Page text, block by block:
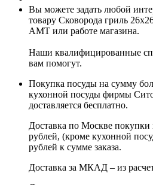
Вы можете задать любой
товару Сковорода гриль
AMT или работе магазина.
Наши квалифицированные
вам помогут.
Покупка посуды на сумму
кухонной посуды фирмы
доставляется бесплатно.
Доставка по Москве
рублей, (кроме кухонной
рублей к сумме заказа.
Доставка за МКАД – из